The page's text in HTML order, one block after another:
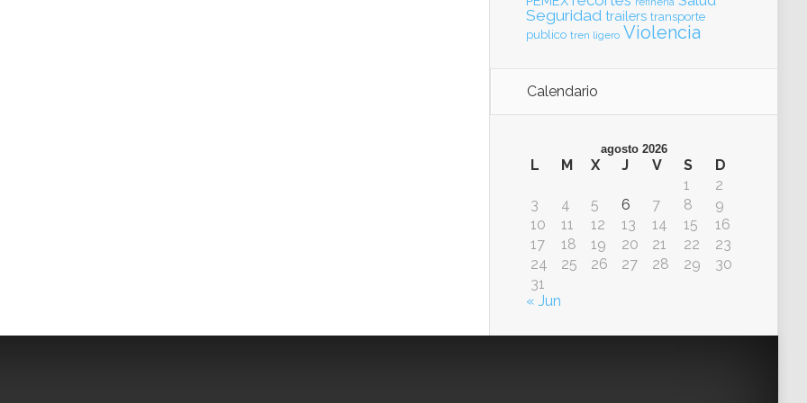
Seguridad trailers transporte
publico tren ligero Violencia
Calendario
agosto 2026
L M X J V S
D
1
2
3
4 5 6 7 8
9
10
11 12 13 14 15
16
17
18 19 20 21 22
23
24
25 26 27 28 29
30
31
« Jun